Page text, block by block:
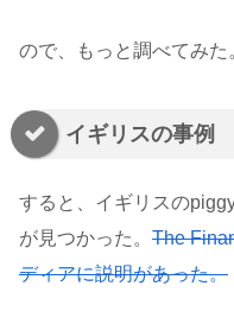
ので、もっと調べてみた
イギリスの事例
すると、イギリスの
が見つかった。 The
ディアに説明があった。